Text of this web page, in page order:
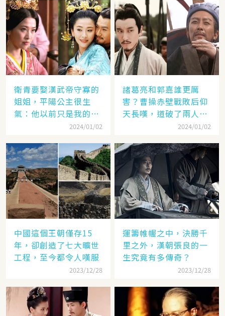
衛青要娶漢武帝守寡的
姐姐，平陽公主很生
氣：他以前只是我的奴
2024/01/02
諸葛亮和郭嘉誰更厲
害？曹操赤壁戰敗后仰
天長嘆，道破了兩人高
2024/01/02
中國這個王朝僅存15
年，卻創造了七大曠世
工程，至今都令人嘆服
2023/12/28
運籌帷幄之中，決勝千
里之外，漢朝張良的一
生究竟有多傳奇？
2023/12/28